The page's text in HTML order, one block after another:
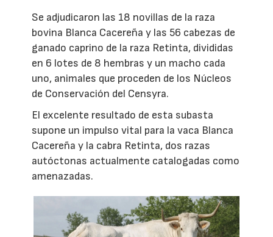
Se adjudicaron las 18 novillas de la raza
bovina Blanca Cacereña y las 56 cabezas de
ganado caprino de la raza Retinta, divididas
en 6 lotes de 8 hembras y un macho cada
uno, animales que proceden de los Núcleos
de Conservación del Censyra.
El excelente resultado de esta subasta
supone un impulso vital para la vaca Blanca
Cacereña y la cabra Retinta, dos razas
autóctonas actualmente catalogadas como
amenazadas.